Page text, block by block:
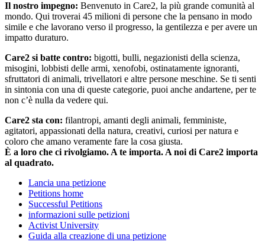
Il nostro impegno: Benvenuto in Care2, la più grande comunità al
mondo. Qui troverai 45 milioni di persone che la pensano in modo
simile e che lavorano verso il progresso, la gentilezza e per avere un
impatto duraturo.
Care2 si batte contro: bigotti, bulli, negazionisti della scienza,
misogini, lobbisti delle armi, xenofobi, ostinatamente ignoranti,
sfruttatori di animali, trivellatori e altre persone meschine. Se ti senti
in sintonia con una di queste categorie, puoi anche andartene, per te
non c’è nulla da vedere qui.
Care2 sta con: filantropi, amanti degli animali, femministe,
agitatori, appassionati della natura, creativi, curiosi per natura e
coloro che amano veramente fare la cosa giusta.
È a loro che ci rivolgiamo. A te importa. A noi di Care2 importa
al quadrato.
Lancia una petizione
Petitions home
Successful Petitions
informazioni sulle petizioni
Activist University
Guida alla creazione di una petizione